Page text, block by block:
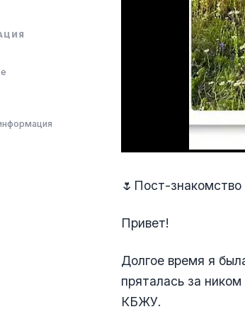
🌷Пост-знакомство
Привет!
Долгое время я
пряталась за
КБЖУ.